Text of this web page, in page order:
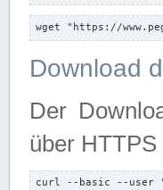
wget "https://
Download
Der
über HTTPS
curl --basic --user